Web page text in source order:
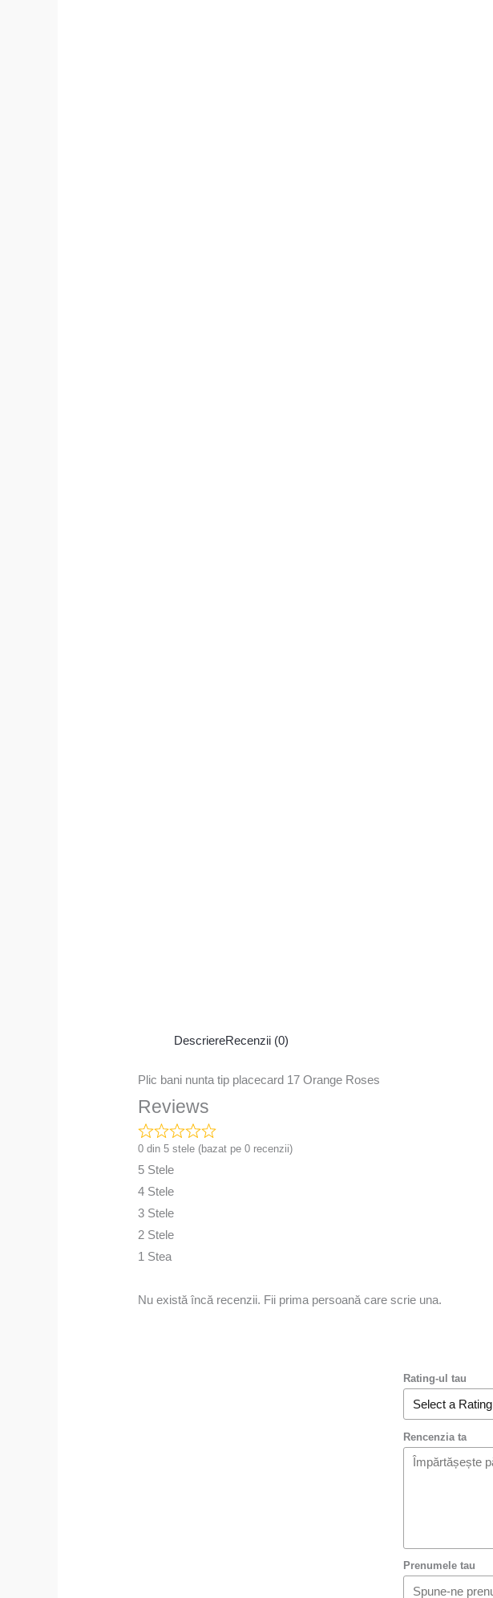
DescriereRecenzii (0)
Plic bani nunta tip placecard 17 Orange Roses
Reviews
0 din 5 stele (bazat pe 0 recenzii)
5 Stele
4 Stele
3 Stele
2 Stele
1 Stea
Nu există încă recenzii. Fii prima persoană care scrie una.
Rating-ul tau
Rencenzia ta
Prenumele tau